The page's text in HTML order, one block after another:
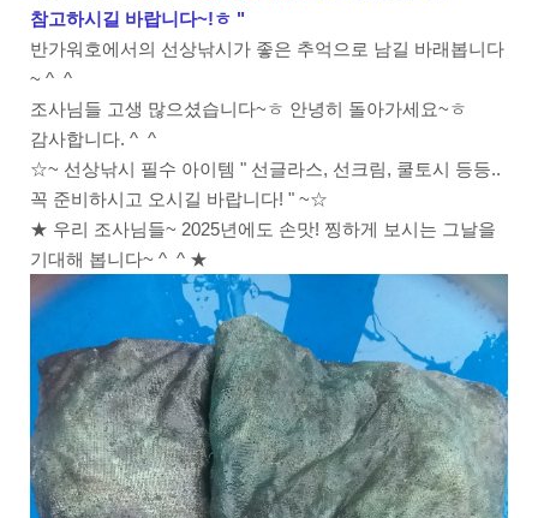
참고하시길 바랍니다~!ㅎ "
반가워호에서의 선상낚시가 좋은 추억으로 남길 바래봅니다
~ ^ ^
조사님들 고생 많으셨습니다~ㅎ 안녕히 돌아가세요~ㅎ
감사합니다. ^ ^
☆~ 선상낚시 필수 아이템 " 선글라스, 선크림, 쿨토시 등등..
꼭 준비하시고 오시길 바랍니다! " ~☆
★ 우리 조사님들~ 2025년에도 손맛! 찡하게 보시는 그날을
기대해 봅니다~ ^ ^ ★